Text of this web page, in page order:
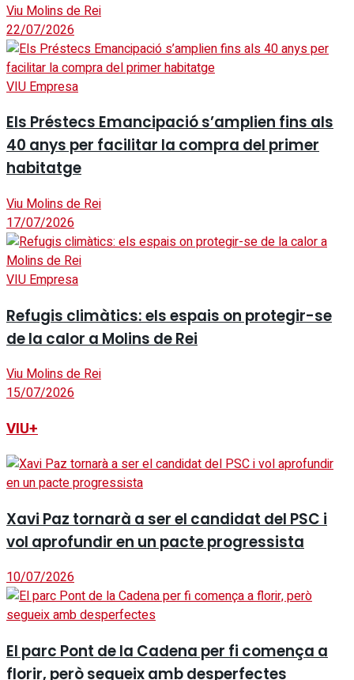
Viu Molins de Rei
22/07/2026
VIU Empresa
Els Préstecs Emancipació s’amplien fins als
40 anys per facilitar la compra del primer
habitatge
Viu Molins de Rei
17/07/2026
VIU Empresa
Refugis climàtics: els espais on protegir-se
de la calor a Molins de Rei
Viu Molins de Rei
15/07/2026
VIU+
Xavi Paz tornarà a ser el candidat del PSC i
vol aprofundir en un pacte progressista
10/07/2026
El parc Pont de la Cadena per fi comença a
florir, però segueix amb desperfectes